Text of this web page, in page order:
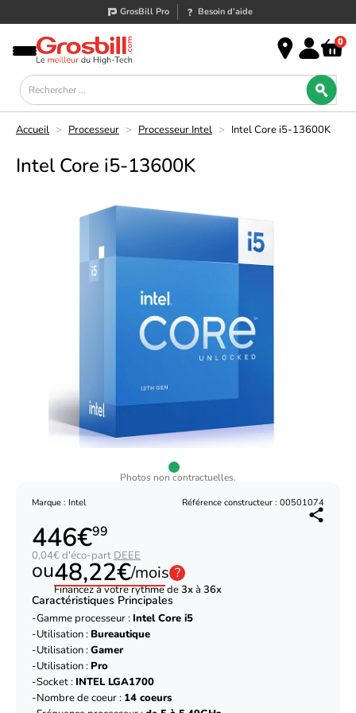
GrosBill Pro Besoin d’aide
0
Accueil > Processeur > Processeur Intel > Intel Core i5-13600K
Intel Core i5-13600K
Photos non contractuelles.
Marque : Intel Référence constructeur : 00501074
446€99
0,04€ d'éco-part DEEE
ou48,22€/mois ?
Financez à votre rythme de3xà 36x
Caractéristiques Principales
Gamme processeur : Intel Core i5
Utilisation : Bureautique
Utilisation :Gamer
Utilisation : Pro
Socket : INTEL LGA1700
Nombre de coeur : 14 coeurs